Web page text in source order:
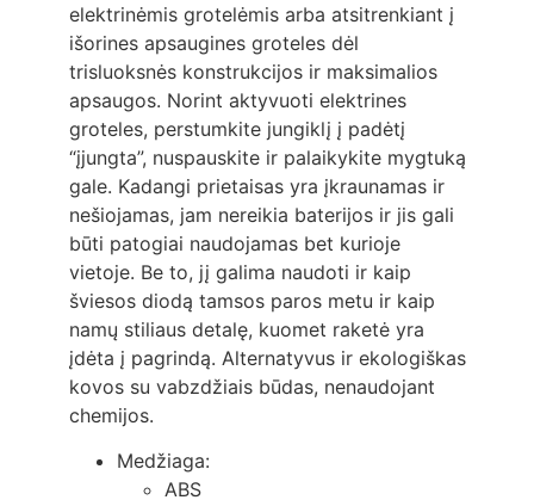
elektrinėmis grotelėmis arba atsitrenkiant į
išorines apsaugines groteles dėl
trisluoksnės konstrukcijos ir maksimalios
apsaugos. Norint aktyvuoti elektrines
groteles, perstumkite jungiklį į padėtį
“įjungta”, nuspauskite ir palaikykite mygtuką
gale. Kadangi prietaisas yra įkraunamas ir
nešiojamas, jam nereikia baterijos ir jis gali
būti patogiai naudojamas bet kurioje
vietoje. Be to, jį galima naudoti ir kaip
šviesos diodą tamsos paros metu ir kaip
namų stiliaus detalę, kuomet raketė yra
įdėta į pagrindą. Alternatyvus ir ekologiškas
kovos su vabzdžiais būdas, nenaudojant
chemijos.
Medžiaga:
ABS